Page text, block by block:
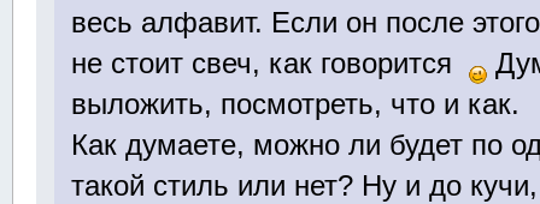
весь алфавит. Если он после
не стоит свеч, как говорится
выложить, посмотреть, что и как.
Как думаете, можно ли будет по
такой стиль или нет? Ну и до